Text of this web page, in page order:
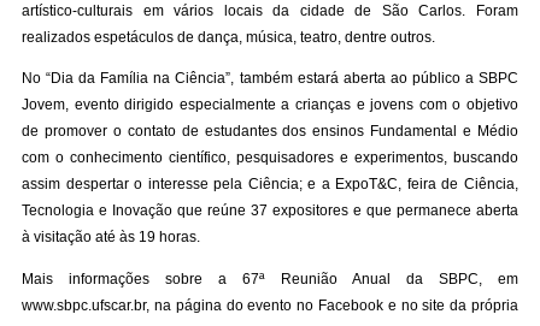
artístico-culturais em vários locais da cidade de São Carlos. Foram
realizados espetáculos de dança, música, teatro, dentre outros.
No “Dia da Família na Ciência”, também estará aberta ao público a SBPC
Jovem, evento dirigido especialmente a crianças e jovens com o objetivo
de promover o contato de estudantes dos ensinos Fundamental e Médio
com o conhecimento científico, pesquisadores e experimentos, buscando
assim despertar o interesse pela Ciência; e a ExpoT&C, feira de Ciência,
Tecnologia e Inovação que reúne 37 expositores e que permanece aberta
à visitação até às 19 horas.
Mais informações sobre a 67ª Reunião Anual da SBPC, em
www.sbpc.ufscar.br, na página do evento no Facebooke nosite da própria